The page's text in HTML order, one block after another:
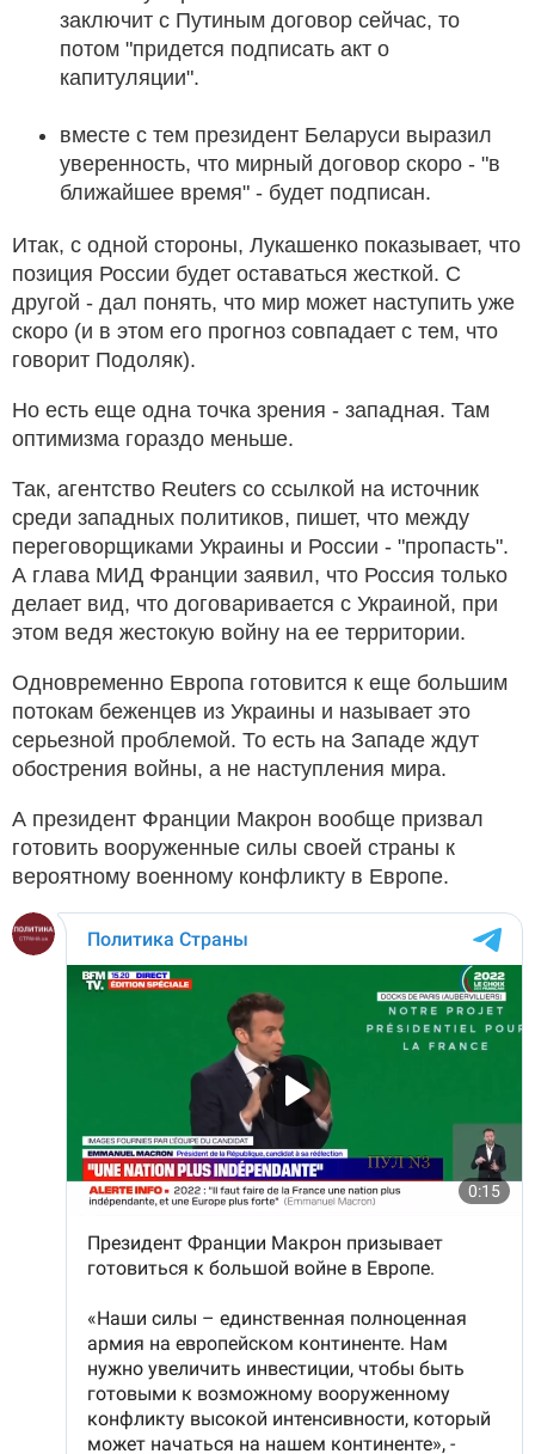
заключит с Путиным договор сейчас, то
потом "придется подписать акт о
капитуляции".
вместе с тем президент Беларуси выразил
уверенность, что мирный договор скоро - "в
ближайшее время" - будет подписан.
Итак, с одной стороны, Лукашенко показывает, что
позиция России будет оставаться жесткой. С
другой - дал понять, что мир может наступить уже
скоро (и в этом его прогноз совпадает с тем, что
говорит Подоляк).
Но есть еще одна точка зрения - западная. Там
оптимизма гораздо меньше.
Так, агентство Reuters со ссылкой на источник
среди западных политиков, пишет, что между
переговорщиками Украины и России - "пропасть".
А глава МИД Франции заявил, что Россия только
делает вид, что договаривается с Украиной, при
этом ведя жестокую войну на ее территории.
Одновременно Европа готовится к еще большим
потокам беженцев из Украины и называет это
серьезной проблемой. То есть на Западе ждут
обострения войны, а не наступления мира.
А президент Франции Макрон вообще призвал
готовить вооруженные силы своей страны к
вероятному военному конфликту в Европе.